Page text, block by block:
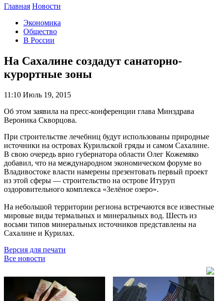
Главная Новости
Экономика
Общество
В России
На Сахалине создадут санаторно-
курортные зоны
11:10 Июль 19, 2015
Об этом заявила на пресс-конференции глава Минздрава
Вероника Скворцова.
При строительстве лечебниц будут использованы природные
источники на островах Курильской гряды и самом Сахалине.
В свою очередь врио губернатора области Олег Кожемяко
добавил, что на международном экономическом форуме во
Владивостоке власти намерены презентовать первый проект
из этой сферы — строительство на острове Итуруп
оздоровительного комплекса «Зелёное озеро».
На небольшой территории региона встречаются все известные
мировые виды термальных и минеральных вод. Шесть из
восьми типов минеральных источников представлены на
Сахалине и Курилах.
Версия для печати
Все новости